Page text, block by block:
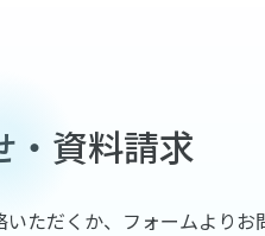
・資料請求
ただくか、フォームよりお